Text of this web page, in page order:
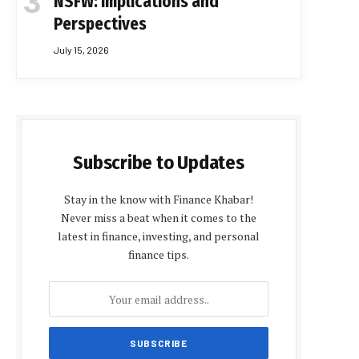
Perspectives
July 15, 2026
Subscribe to Updates
Stay in the know with Finance Khabar!
Never miss a beat when it comes to the
latest in finance, investing, and personal
finance tips.